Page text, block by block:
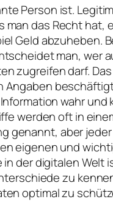
Person ist.
man das Recht hat,
Geld abzuheben.
man, wer
zugreifen darf. Das
Angaben
wahr und
werden oft in
genannt, aber jeder
eigenen und
in der digitalen Welt
zu
optimal zu